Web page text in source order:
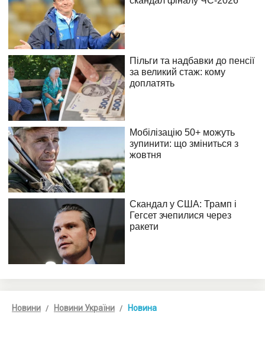
Новини Новини України Новина